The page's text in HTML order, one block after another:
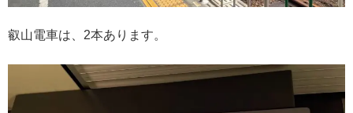
叡山電車は、2本あります。